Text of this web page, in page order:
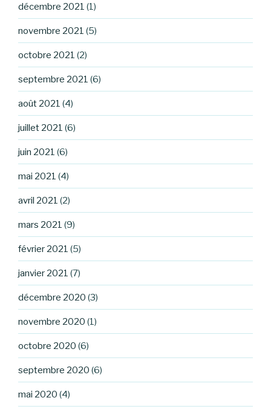
décembre 2021 (1)
novembre 2021 (5)
octobre 2021 (2)
septembre 2021 (6)
août 2021 (4)
juillet 2021 (6)
juin 2021 (6)
mai 2021 (4)
avril 2021 (2)
mars 2021 (9)
février 2021 (5)
janvier 2021 (7)
décembre 2020 (3)
novembre 2020 (1)
octobre 2020 (6)
septembre 2020 (6)
mai 2020 (4)